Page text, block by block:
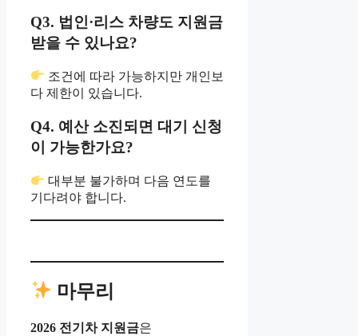
Q3. 법인·리스 차량도 지원금
받을 수 있나요?
조건에 따라 가능하지만 개인보
다 제한이 있습니다.
Q4. 예산 소진되면 대기 신청
이 가능한가요?
대부분 불가하며 다음 연도를
기다려야 합니다.
마무리
2026 전기차 지원금은